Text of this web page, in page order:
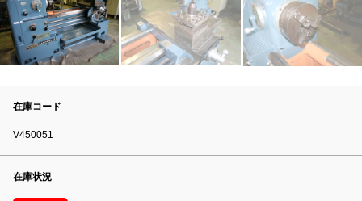
在庫コード
V450051
在庫状況